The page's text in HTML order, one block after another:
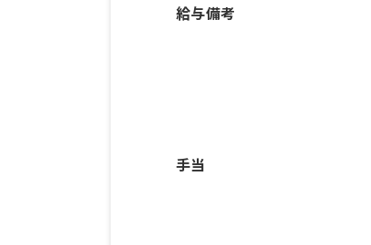
給与備考
手当